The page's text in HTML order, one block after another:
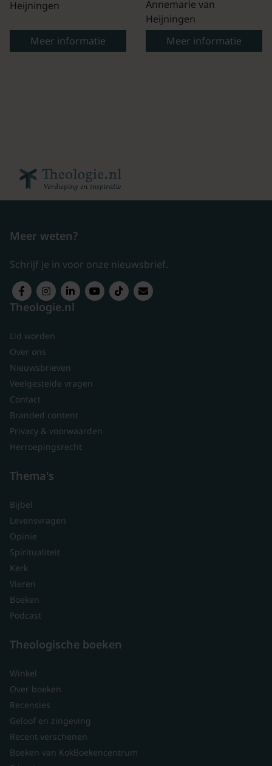
Heijningen
Meer informatie
Annemarie van
Heijningen
Meer informatie
Meer weten?
Schrijf je in voor onze nieuwsbrief.
Theologie.nl
Lid worden
Over ons
Nieuwsbrieven
Veelgestelde vragen
Contact
Branded content
Privacy & voorwaarden
Herroepingsrecht
Thema's
Bijbel
Levensvragen
Opinie
Spiritualiteit
Kerk
Vieren
Boeken
Podcast
Theologische boeken
Winkel
Over boeken
Recensies
Geloof en zingeving
Recent verschenen
Boeken van KokBoekencentrum